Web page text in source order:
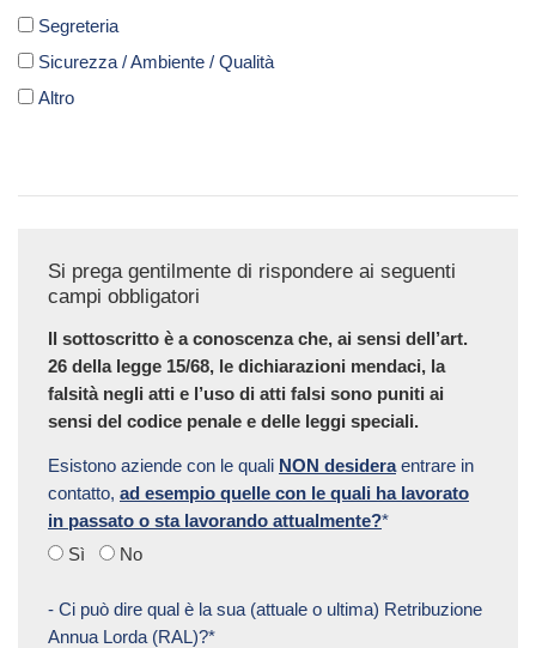
Segreteria
Sicurezza / Ambiente / Qualità
Altro
Si prega gentilmente di rispondere ai seguenti
campi obbligatori
Il sottoscritto è a conoscenza che, ai sensi dell’art.
26 della legge 15/68, le dichiarazioni mendaci, la
falsità negli atti e l’uso di atti falsi sono puniti ai
sensi del codice penale e delle leggi speciali.
Esistono aziende con le quali NON desideraentrare in
contatto, ad esempio quelle con le quali ha lavorato
in passato o sta lavorando attualmente?*
Sì
No
- Ci può dire qual è la sua (attuale o ultima) Retribuzione
Annua Lorda (RAL)?*